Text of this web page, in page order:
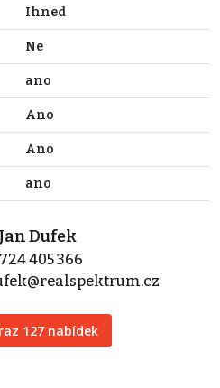
Ihned
Ne
ano
Ano
Ano
ano
Dufek
405 366
127 nabídek